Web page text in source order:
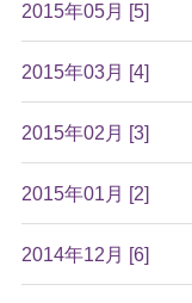
2015年05月 [5]
2015年03月 [4]
2015年02月 [3]
2015年01月 [2]
2014年12月 [6]